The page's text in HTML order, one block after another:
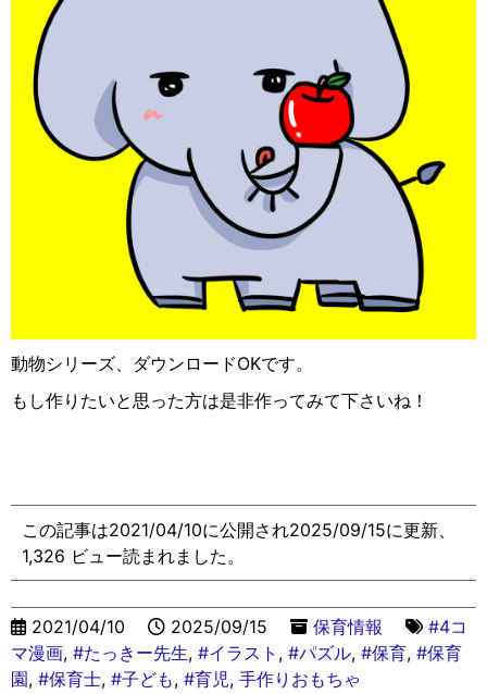
動物シリーズ、ダウンロードOKです。
もし作りたいと思った方は是非作ってみて下さいね！
この記事は2021/04/10に公開され2025/09/15に更新、
1,326 ビュー読まれました。
2021/04/10 2025/09/15 保育情報
#4コ
マ漫画, #たっきー先生, #イラスト , #パズル, #保育, #保育
園, #保育士, #子ども, #育児, 手作りおもちゃ